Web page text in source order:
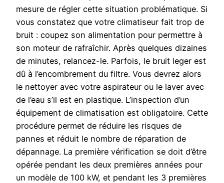
mesure de régler cette situation problématique. Si
vous constatez que votre climatiseur fait trop de
bruit : coupez son alimentation pour permettre à
son moteur de rafraîchir. Après quelques dizaines
de minutes, relancez-le. Parfois, le bruit leger est
dû à l’encombrement du filtre. Vous devrez alors
le nettoyer avec votre aspirateur ou le laver avec
de l’eau s’il est en plastique. L’inspection d’un
équipement de climatisation est obligatoire. Cette
procédure permet de réduire les risques de
pannes et réduit le nombre de réparation de
dépannage. La première vérification se doit d’être
opérée pendant les deux premières années pour
un modèle de 100 kW, et pendant les 3 premières